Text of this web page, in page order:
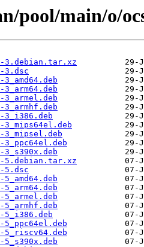
pool/main/o/
3.debian.tar.xz
3.dsc
5.debian.tar.xz
5.dsc
5_riscv64.deb